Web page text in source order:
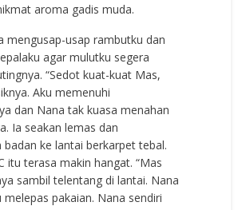
aroma gadis muda.
mengusap-usap rambutku dan
agar mulutku segera
“Sedot kuat-kuat Mas,
Aku memenuhi
dan Nana tak kuasa menahan
Ia seakan lemas dan
ke lantai berkarpet tebal.
itu terasa makin hangat. “Mas
sambil telentang di lantai. Nana
pakaian. Nana sendiri